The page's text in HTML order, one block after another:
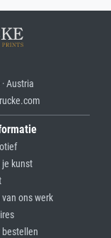
Austria
je kunst
van ons werk
bestellen